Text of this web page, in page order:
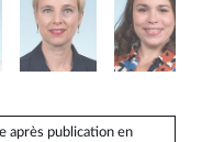
après publication en